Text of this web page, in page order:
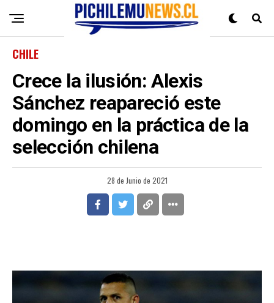
CHILE
Crece la ilusión: Alexis
Sánchez reapareció este
domingo en la práctica de la
selección chilena
28 de Junio de 2021